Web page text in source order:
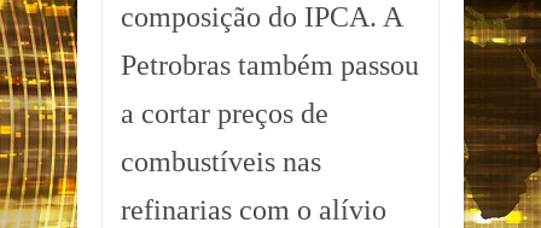
composição do IPCA. A
Petrobras também passou
a cortar preços de
combustíveis nas
refinarias com o alívio